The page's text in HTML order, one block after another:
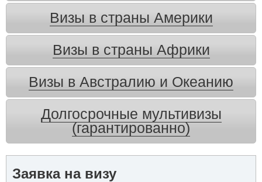
Визы в страны Америки
Визы в страны Африки
Визы в Австралию и Океанию
Долгосрочные мультивизы
(гарантированно)
Заявка на визу